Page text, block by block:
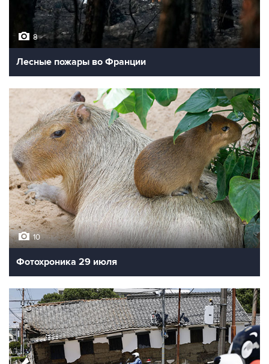
8
Лесные пожары во Франции
10
Фотохроника 29 июля